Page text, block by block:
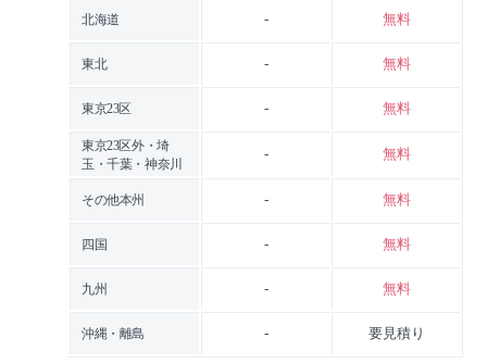
北海道 - 無料
東北 - 無料
東京23区 - 無料
東京23区外・埼
玉・千葉・神奈川
- 無料
その他本州 - 無料
四国 - 無料
九州 - 無料
沖縄・離島 - 要見積り